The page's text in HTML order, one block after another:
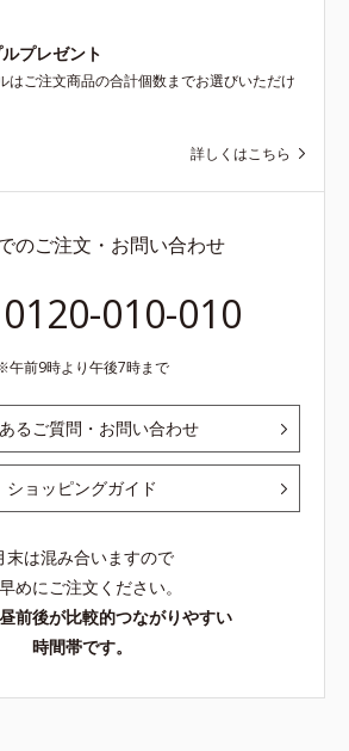
プレゼント
はご注文商品の合計個数までお選びいただけ
詳しくはこちら
のご注文・お問い合わせ
0120-010-010
午前9時より午後7時まで
るご質問・お問い合わせ
ショッピングガイド
末は混み合いますので
めにご注文ください。
前後が比較的つながりやすい
時間帯です。